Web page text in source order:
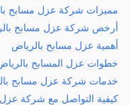
مميزات شركة عزل مسابح
أرخص شركة عزل مسابح
أهمية عزل مسابح بالرياض
خطوات عزل المسابح
خدمات شركة عزل مسابح
كيفية التواصل مع شركة